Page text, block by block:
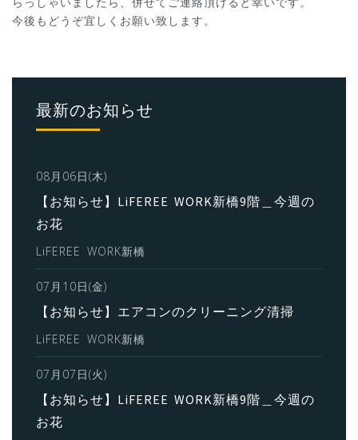
今後もどうぞ宜しくお願い致します。
最新のお知らせ
08月06日(木)
【お知らせ】LiFEREE WORK新橋9階＿今週の
お花
LiFEREE WORK新橋
07月10日(金)
【お知らせ】エアコンのクリーニング清掃
LiFEREE WORK新橋
07月07日(火)
【お知らせ】LiFEREE WORK新橋9階＿今週の
お花